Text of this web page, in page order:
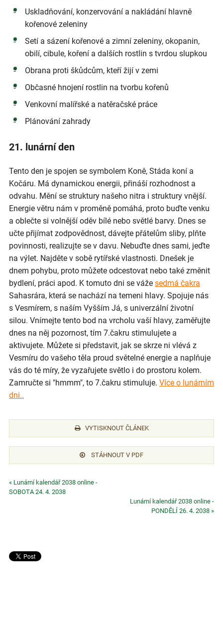
Uskladňování, konzervování a nakládání hlavně
kořenové zeleniny
Setí a sázení kořenové a zimní zeleniny, okopanin,
obilí, cibule, koření a dalších rostlin s tvrdou slupkou
Obrana proti škůdcům, kteří žijí v zemi
Občasné hnojení rostlin na tvorbu kořenů
Venkovní malířské a natěračské práce
Plánování zahrady
21. lunární den
Tento den je spojen se symbolem Koně, Stáda koní a
Kočáru. Má dynamickou energii, přináší rozhodnost a
odvahu. Mění se struktury našeho nitra i struktury vnější.
Energie větru nám v proměně pomáhá, proto buďte venku
a oblečte si volnější oděv bílé nebo světlé barvy. Dnes se
učte přijímat zodpovědnost, dávejte přátelům sliby, plňte
povinnosti, realizujte se v davu. Nebuďte dnes sami, jeďte
na výlet. Najděte v sobě rytířské vlastnosti. Dnešek je
dnem pohybu, proto můžete odcestovat nebo také změnit
bydlení, práci apod. K tomuto dni se váže sedmá čakra
Sahasrára, která se nachází na temeni hlavy. Spojuje nás
s Vesmírem, s naším Vyšším Já, s univerzální životní
silou. Vnímejte tento bod na vrcholu vaší hlavy, zaměřujte
dnes na něj pozornost, tím 7.čakru stimulujete a
aktivujete. Můžete si představit, jak se skrze ni vlévá z
Vesmíru do vašeho těla proud světelné energie a naplňuje
vás do té míry, že vyzařujete světlo i do prostoru kolem.
Zamručte si "hmmm", to 7.čakru stimuluje. Více o lunárním
dni..
VYTISKNOUT ČLÁNEK
STÁHNOUT V PDF
« Lunární kalendář 2038 online -
SOBOTA 24. 4. 2038
Lunární kalendář 2038 online -
PONDĚLÍ 26. 4. 2038 »